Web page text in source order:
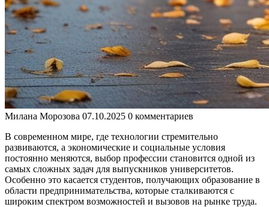
Милана Морозова 07.10.2025 0 комментариев
В современном мире, где технологии стремительно
развиваются, а экономические и социальные условия
постоянно меняются, выбор профессии становится одной из
самых сложных задач для выпускников университетов.
Особенно это касается студентов, получающих образование в
области предпринимательства, которые сталкиваются с
широким спектром возможностей и вызовов на рынке труда.